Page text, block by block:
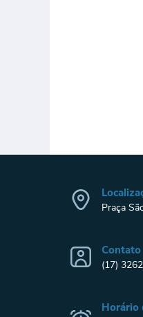
Praça
Contato
(17)
Horário